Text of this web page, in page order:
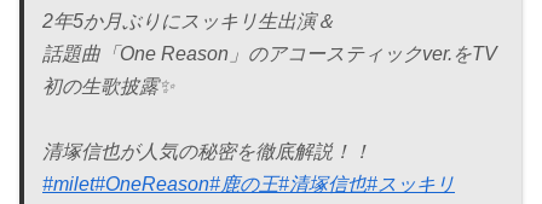
2年5か月ぶりにスッキリ生出演＆
話題曲「One Reason」のアコースティックver.をTV
初の生歌披露✨
清塚信也が人気の秘密を徹底解説！！
#milet#OneReason#鹿の王#清塚信也#スッキリ